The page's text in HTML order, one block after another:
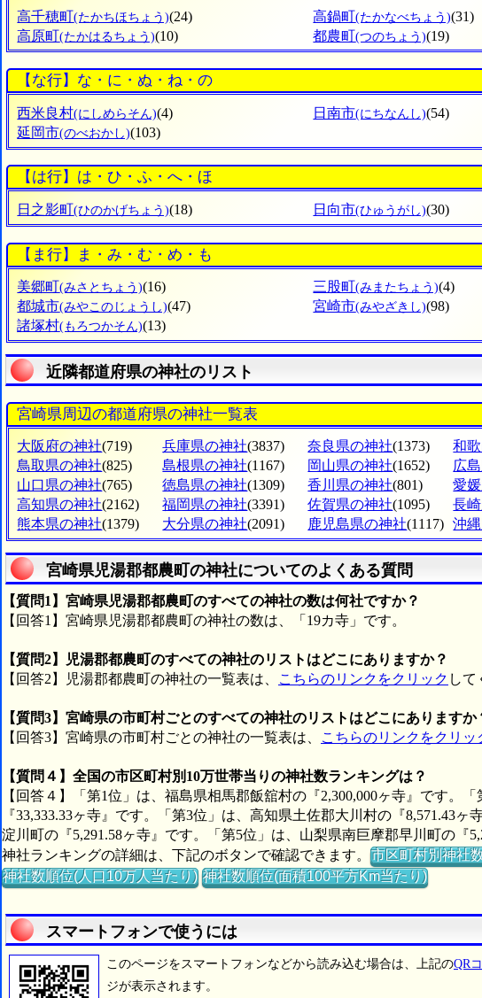
高千穂町(たかちほちょう)(24) 高鍋町(たかなべちょう)
高原町(たかはるちょう)(10) 都農町(つのちょう)(19)
【な行】な・に・ぬ・ね・の
西米良村(にしめらそん)(4) 日南市(にちなんし)(54)
延岡市(のべおかし)(103)
【は行】は・ひ・ふ・へ・ほ
日之影町(ひのかげちょう)(18) 日向市(ひゅうがし)(30)
【ま行】ま・み・む・め・も
美郷町(みさとちょう)(16) 三股町(みまたちょう)(4)
都城市(みやこのじょうし)(47) 宮崎市(みやざきし)(98)
諸塚村(もろつかそん)(13)
近隣都道府県の神社のリスト
宮崎県周辺の都道府県の神社一覧表
大阪府の神社(719) 兵庫県の神社(3837) 奈良県の神社(1373) 和
鳥取県の神社(825) 島根県の神社(1167) 岡山県の神社(1652) 広
山口県の神社(765) 徳島県の神社(1309) 香川県の神社(801) 愛
高知県の神社(2162) 福岡県の神社(3391) 佐賀県の神社(1095) 長
熊本県の神社(1379) 大分県の神社(2091) 鹿児島県の神社(1117) 沖
宮崎県児湯郡都農町の神社についてのよくある質問
【質問1】宮崎県児湯郡都農町のすべての神社の数は何社ですか？
【回答1】宮崎県児湯郡都農町の神社の数は、「19カ寺」です。
【質問2】児湯郡都農町のすべての神社のリストはどこにありますか？
【回答2】児湯郡都農町の神社の一覧表は、
こちらのリンクをクリック して
【質問3】宮崎県の市町村ごとのすべての神社のリストはどこにありますか
【回答3】宮崎県の市町村ごとの神社の一覧表は、
こちらのリンクをクリッ
【質問４】全国の市区町村別10万世帯当りの神社数ランキングは？
【回答４】「第1位」は、福島県相馬郡飯舘村の『2,300,000ヶ寺』です。
『33,333.33ヶ寺』です。「第3位」は、高知県土佐郡大川村の『8,571.43
淀川町の『5,291.58ヶ寺』です。「第5位」は、山梨県南巨摩郡早川町の『
神社ランキングの詳細は、下記のボタンで確認できます。市区町村別神社
神社数順位(人口10万人当たり) 神社数順位(面積100平方Km当たり)
スマートフォンで使うには
このページをスマートフォンなどから読み込む場合は、上記のQR
ジが表示されます。